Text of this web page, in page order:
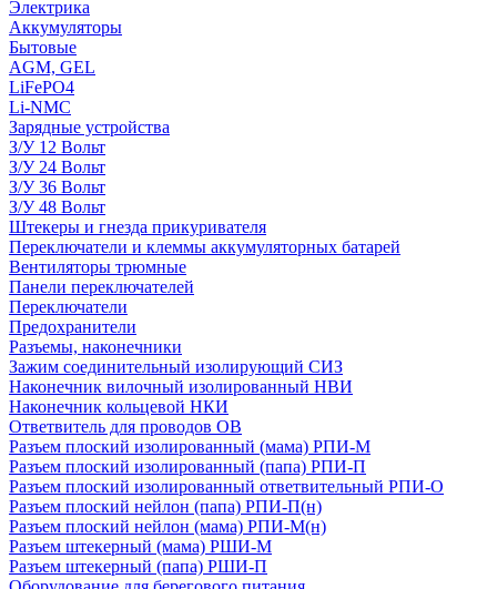
Электрика
Аккумуляторы
Бытовые
AGM, GEL
LiFePO4
Li-NMC
Зарядные устройства
З/У 12 Вольт
З/У 24 Вольт
З/У 36 Вольт
З/У 48 Вольт
Штекеры и гнезда прикуривателя
Переключатели и клеммы аккумуляторных батарей
Вентиляторы трюмные
Панели переключателей
Переключатели
Предохранители
Разъемы, наконечники
Зажим соединительный изолирующий СИЗ
Наконечник вилочный изолированный НВИ
Наконечник кольцевой НКИ
Ответвитель для проводов ОВ
Разъем плоский изолированный (мама) РПИ-М
Разъем плоский изолированный (папа) РПИ-П
Разъем плоский изолированный ответвительный РПИ-О
Разъем плоский нейлон (папа) РПИ-П(н)
Разъем плоский нейлон (мама) РПИ-М(н)
Разъем штекерный (мама) РШИ-М
Разъем штекерный (папа) РШИ-П